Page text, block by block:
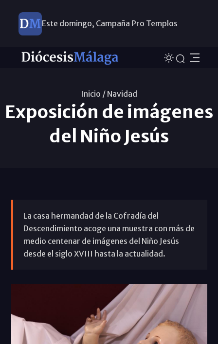
Este domingo, Campaña Pro Templos
Inicio / Navidad
Exposición de imágenes
del Niño Jesús
La casa hermandad de la Cofradía del
Descendimiento acoge una muestra con más de
medio centenar de imágenes del Niño Jesús
desde el siglo XVIII hasta la actualidad.